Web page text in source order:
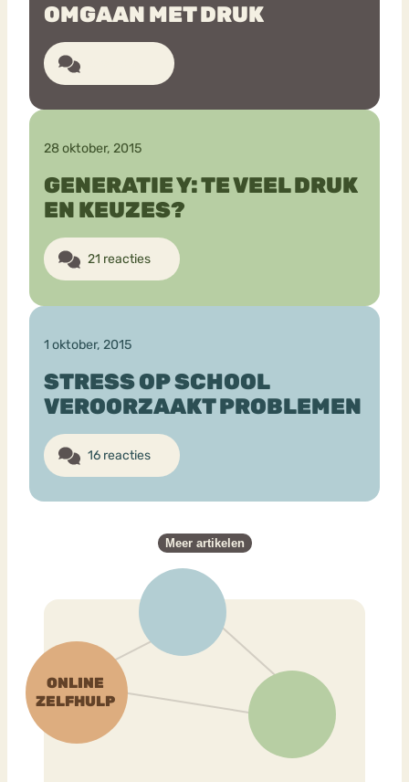
OMGAAN MET DRUK
28 oktober, 2015
GENERATIE Y: TE VEEL DRUK
EN KEUZES?
21 reacties
1 oktober, 2015
STRESS OP SCHOOL
VEROORZAAKT PROBLEMEN
16 reacties
Meer artikelen